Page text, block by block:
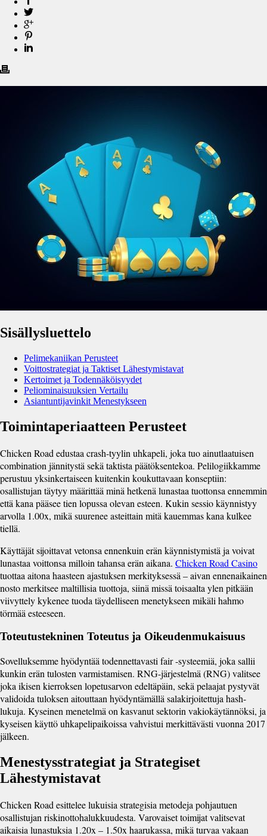
Sisällysluettelo
Pelimekaniikan Perusteet
Voittostrategiat ja Taktiset Lähestymistavat
Kertoimet ja Todennäköisyydet
Peliominaisuuksien Vertailu
Asiantuntijavinkit Menestykseen
Toimintaperiaatteen Perusteet
Chicken Road edustaa crash-tyylin uhkapeli, joka tuo ainutlaatuisen
combination jännitystä sekä taktista päätöksentekoa. Pelilogiikkamme
perustuu yksinkertaiseen kuitenkin koukuttavaan konseptiin:
osallistujan täytyy määrittää minä hetkenä lunastaa tuottonsa ennemmin
että kana pääsee tien lopussa olevan esteen. Kukin sessio käynnistyy
arvolla 1.00x, mikä suurenee asteittain mitä kauemmas kana kulkee
tiellä.
Käyttäjät sijoittavat vetonsa ennenkuin erän käynnistymistä ja voivat
lunastaa voittonsa milloin tahansa erän aikana. Chicken Road Casino
tuottaa aitona haasteen ajastuksen merkityksessä – aivan ennenaikainen
nosto merkitsee maltillisia tuottoja, siinä missä toisaalta ylen pitkään
viivyttely kykenee tuoda täydelliseen menetykseen mikäli hahmo
törmää esteeseen.
Toteutustekninen Toteutus ja Oikeudenmukaisuus
Sovelluksemme hyödyntää todennettavasti fair -systeemiä, joka sallii
kunkin erän tulosten varmistamisen. RNG-järjestelmä (RNG) valitsee
joka ikisen kierroksen lopetusarvon edeltäpäin, sekä pelaajat pystyvät
validoida tuloksen aitouttaan hyödyntämällä salakirjoitettuja hash-
lukuja. Kyseinen menetelmä on kasvanut sektorin vakiokäytännöksi, ja
kyseisen käyttö uhkapelipaikoissa vahvistui merkittävästi vuonna 2017
jälkeen.
Menestysstrategiat ja Strategiset
Lähestymistavat
Chicken Road esittelee lukuisia strategisia metodeja pohjautuen
osallistujan riskinottohalukkuudesta. Varovaiset toimijat valitsevat
aikaisia lunastuksia 1.20x – 1.50x haarukassa, mikä turvaa vakaan